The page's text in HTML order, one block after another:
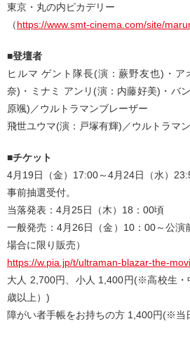
東京・丸の内ピカデリー
（https://www.smt-cinema.com/site/
■登壇者
ヒルマ ゲント隊長(演：蕨野友也)・
奈)・ミナミ アンリ(演：内藤好美)・バ
原颯)／ウルトラマンブレーザー
飛世ユウマ(演：戸塚有輝)／ウルトラマ
■チケット
4月19日（金）17:00～4月24日（水）
事前抽選受付。
当落発表：4月25日（木）18：00頃
一般発売：4月26日（金）10：00～公
場合に限り販売）
https://w.pia.jp/t/ultraman-blazar-the-
大人 2,700円、小人 1,400円(※高校生・
歳以上）)
障がい者手帳をお持ちの方 1,400円(※当